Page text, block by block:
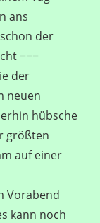
ans
der
===
der
neuen
hübsche
größten
auf einer
Vorabend
kann noch